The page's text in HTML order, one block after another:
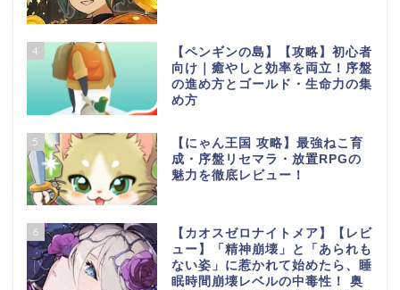
4
【ペンギンの島】【攻略】初心者
向け｜癒やしと効率を両立！序盤
の進め方とゴールド・生命力の集
め方
5
【にゃん王国 攻略】最強ねこ育
成・序盤リセマラ・放置RPGの
魅力を徹底レビュー！
6
【カオスゼロナイトメア】【レビ
ュー】「精神崩壊」と「あられも
ない姿」に惹かれて始めたら、睡
眠時間崩壊レベルの中毒性！ 奥